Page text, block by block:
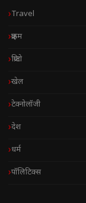
Travel
क्राइम
क्रिप्टो
खेल
टेक्नोलॉजी
देश
धर्म
पॉलिटिक्स